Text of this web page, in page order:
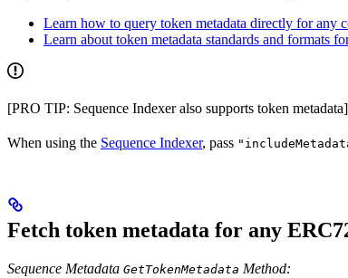
Learn how to query token metadata directly for any
Learn about token metadata standards and formats
[PRO TIP: Sequence Indexer also supports token metadata]
When using the Sequence Indexer, pass
Fetch token metadata for any
Sequence Metadata GetTokenMetadata Method: